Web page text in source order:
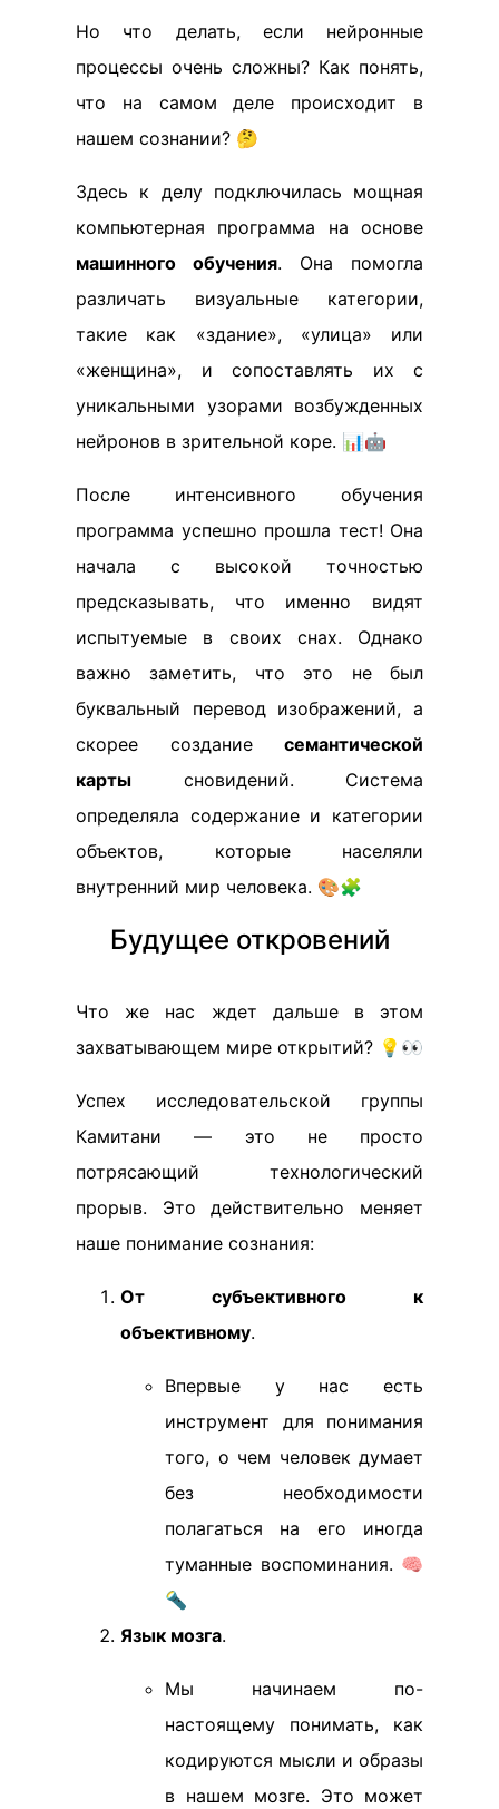
Но что делать, если нейронные
процессы очень сложны? Как понять,
что на самом деле происходит в
нашем сознании? 🤔
Здесь к делу подключилась мощная
компьютерная программа на основе
машинного обучения. Она помогла
различать визуальные категории,
такие как «здание», «улица» или
«женщина», и сопоставлять их с
уникальными узорами возбужденных
нейронов в зрительной коре. 📊🤖
После интенсивного обучения
программа успешно прошла тест! Она
начала с высокой точностью
предсказывать, что именно видят
испытуемые в своих снах. Однако
важно заметить, что это не был
буквальный перевод изображений, а
скорее создание семантической
карты сновидений. Система
определяла содержание и категории
объектов, которые населяли
внутренний мир человека. 🎨🧩
Будущее откровений
Что же нас ждет дальше в этом
захватывающем мире открытий? 💡👀
Успех исследовательской группы
Камитани — это не просто
потрясающий технологический
прорыв. Это действительно меняет
наше понимание сознания:
От субъективного к
объективному.
Впервые у нас есть
инструмент для понимания
того, о чем человек думает
без необходимости
полагаться на его иногда
туманные воспоминания. 🧠
🔦
Язык мозга.
Мы начинаем по-
настоящему понимать, как
кодируются мысли и образы
в нашем мозге. Это может